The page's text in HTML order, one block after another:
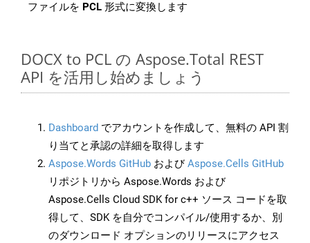
ファイルを PCL 形式に変換します
DOCX to PCL の Aspose.Total REST
API を活用し始めましょう
Dashboard でアカウントを作成して、無料の API 割
り当てと承認の詳細を取得します
Aspose.Words GitHub およびAspose.Cells GitHub
リポジトリから Aspose.Words および
Aspose.Cells Cloud SDK for c++ ソース コードを取
得して、SDK を自分でコンパイル/使用するか、別
のダウンロード オプションのリリースにアクセス